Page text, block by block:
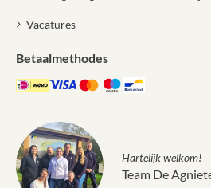
Vacatures
Betaalmethodes
Hartelijk welkom!
Team De